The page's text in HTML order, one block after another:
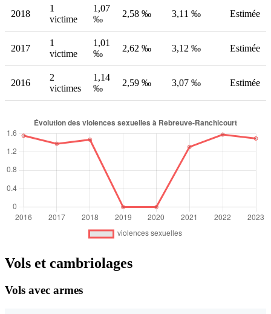
2018
1
victime
1,07
‰
2,58 ‰ 3,11 ‰ Estimée
2017
1
victime
1,01
‰
2,62 ‰ 3,12 ‰ Estimée
2016
2
victimes
1,14
‰
2,59 ‰ 3,07 ‰ Estimée
Vols et cambriolages
Vols avec armes